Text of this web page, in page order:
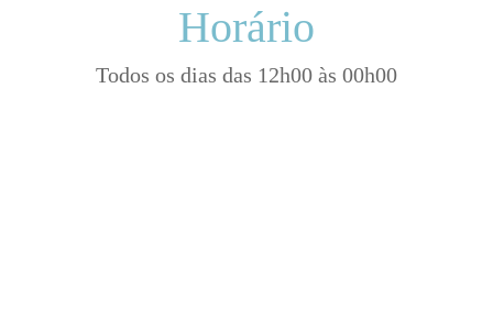
Horário
Todos os dias das 12h00 às 00h00